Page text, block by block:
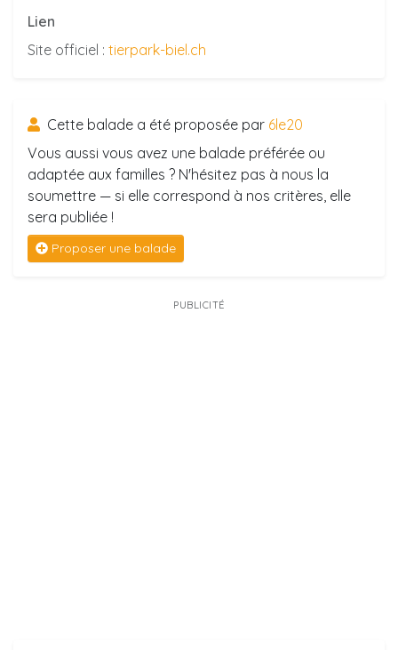
Lien
Site officiel : tierpark-biel.ch
Cette balade a été proposée par 6le20
Vous aussi vous avez une balade préférée ou
adaptée aux familles ? N'hésitez pas à nous la
soumettre — si elle correspond à nos critères, elle
sera publiée !
Proposer une balade
PUBLICITÉ